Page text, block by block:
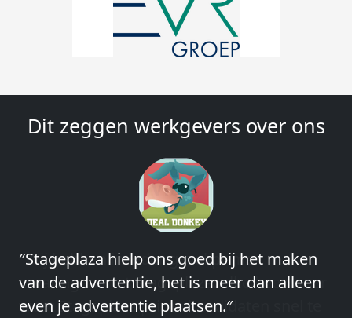
Dit zeggen werkgevers over ons
″Wij hebben in ieder geval prima
ervaringen met Stageplaza: elke keer weer
weet Stageplaza prima kandidaten snel te